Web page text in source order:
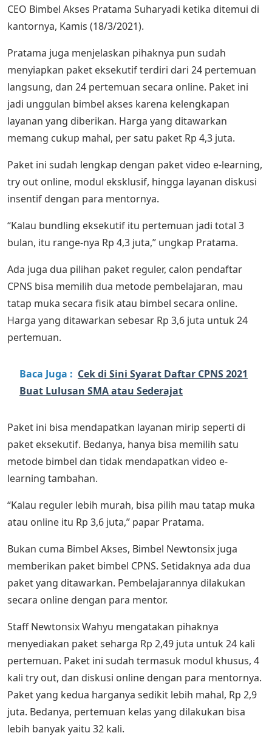
CEO Bimbel Akses Pratama Suharyadi ketika ditemui di
kantornya, Kamis (18/3/2021).
Pratama juga menjelaskan pihaknya pun sudah
menyiapkan paket eksekutif terdiri dari 24 pertemuan
langsung, dan 24 pertemuan secara online. Paket ini
jadi unggulan bimbel akses karena kelengkapan
layanan yang diberikan. Harga yang ditawarkan
memang cukup mahal, per satu paket Rp 4,3 juta.
Paket ini sudah lengkap dengan paket video e-learning,
try out online, modul eksklusif, hingga layanan diskusi
insentif dengan para mentornya.
“Kalau bundling eksekutif itu pertemuan jadi total 3
bulan, itu range-nya Rp 4,3 juta,” ungkap Pratama.
Ada juga dua pilihan paket reguler, calon pendaftar
CPNS bisa memilih dua metode pembelajaran, mau
tatap muka secara fisik atau bimbel secara online.
Harga yang ditawarkan sebesar Rp 3,6 juta untuk 24
pertemuan.
Baca Juga : Cek di Sini Syarat Daftar CPNS 2021
Buat Lulusan SMA atau Sederajat
Paket ini bisa mendapatkan layanan mirip seperti di
paket eksekutif. Bedanya, hanya bisa memilih satu
metode bimbel dan tidak mendapatkan video e-
learning tambahan.
“Kalau reguler lebih murah, bisa pilih mau tatap muka
atau online itu Rp 3,6 juta,” papar Pratama.
Bukan cuma Bimbel Akses, Bimbel Newtonsix juga
memberikan paket bimbel CPNS. Setidaknya ada dua
paket yang ditawarkan. Pembelajarannya dilakukan
secara online dengan para mentor.
Staff Newtonsix Wahyu mengatakan pihaknya
menyediakan paket seharga Rp 2,49 juta untuk 24 kali
pertemuan. Paket ini sudah termasuk modul khusus, 4
kali try out, dan diskusi online dengan para mentornya.
Paket yang kedua harganya sedikit lebih mahal, Rp 2,9
juta. Bedanya, pertemuan kelas yang dilakukan bisa
lebih banyak yaitu 32 kali.